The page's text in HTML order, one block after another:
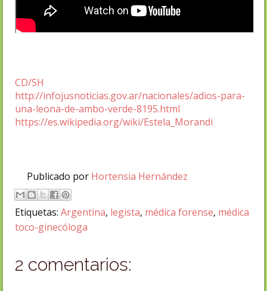
CD/SH
http://infojusnoticias.gov.ar/nacionales/adios-para-
una-leona-de-ambo-verde-8195.html
https://es.wikipedia.org/wiki/Estela_Morandi
Publicado por Hortensia Hernández
Etiquetas: Argentina, legista, médica forense, médica
toco-ginecóloga
2 comentarios: